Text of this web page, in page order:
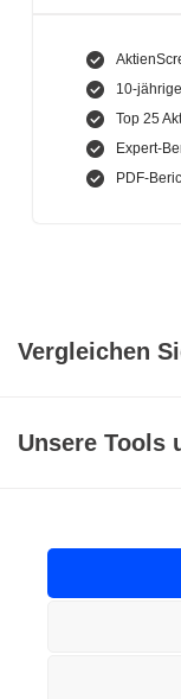
10-
Top 25
Expert-
PDF-
Vergleichen
Unsere Tools